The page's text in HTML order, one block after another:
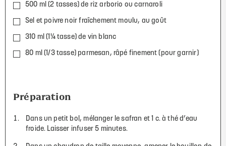
500 ml (2 tasses) de riz arborio ou carnaroli
Sel et poivre noir fraîchement moulu, au goût
310 ml (1¼ tasse) de vin blanc
80 ml (1/3 tasse) parmesan, râpé finement (pour garnir)
Préparation
Dans un petit bol, mélanger le safran et 1 c. à thé d’eau
froide. Laisser infuser 5 minutes.